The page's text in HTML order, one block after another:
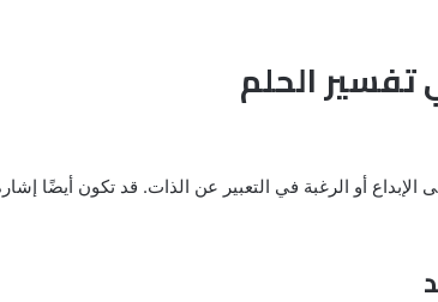
تفسير الحلم
الإبداع أو الرغبة في التعبير عن الذات. قد تكون أيضًا